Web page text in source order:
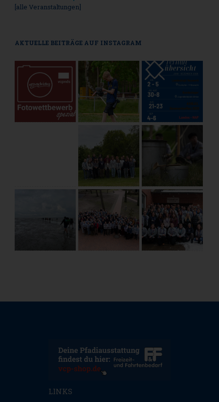
[alle Veranstaltungen]
AKTUELLE BEITRÄGE AUF INSTAGRAM
LINKS